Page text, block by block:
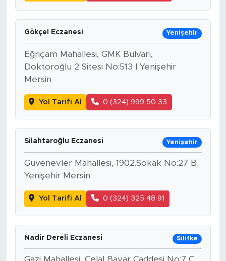
Gökçel Eczanesi Yenişehir
Eğriçam Mahallesi, GMK Bulvarı,
Doktoroğlu 2 Sitesi No:513 I Yenişehir
Mersin
Yol Tarifi Al 0 (324) 999 50 33
Silahtaroğlu Eczanesi Yenişehir
Güvenevler Mahallesi, 1902.Sokak No:27 B
Yenişehir Mersin
Yol Tarifi Al 0 (324) 325 48 91
Nadir Dereli Eczanesi Silifke